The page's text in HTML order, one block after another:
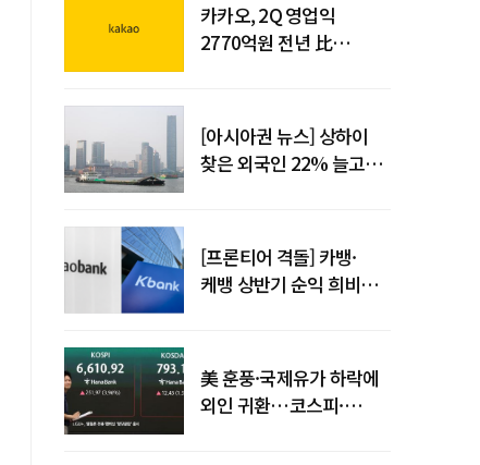
카카오, 2Q 영업익
2770억원 전년 比
[아시아권 뉴스] 상하이
찾은 외국인 22% 늘고
[프론티어 격돌] 카뱅·
케뱅 상반기 순익 희비…
美 훈풍·국제유가 하락에
외인 귀환…코스피·